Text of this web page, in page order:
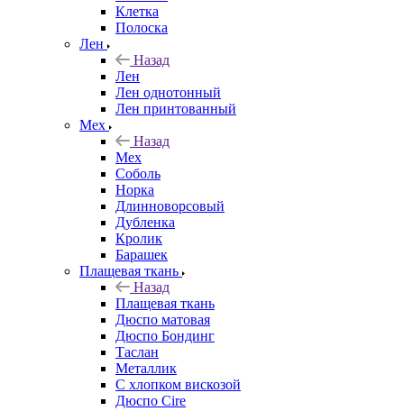
Клетка
Полоска
Лен
Назад
Лен
Лен однотонный
Лен принтованный
Мех
Назад
Мех
Соболь
Норка
Длинноворсовый
Дубленка
Кролик
Барашек
Плащевая ткань
Назад
Плащевая ткань
Дюспо матовая
Дюспо Бондинг
Таслан
Металлик
С хлопком вискозой
Дюспо Cire